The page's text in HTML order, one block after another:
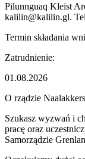
Pilunnguaq Kleist
kalilin@kalilin.gl.
Termin składania
Zatrudnienie:
01.08.2026
O rządzie
Szukasz wyzwań i
pracę oraz
Samorządzie